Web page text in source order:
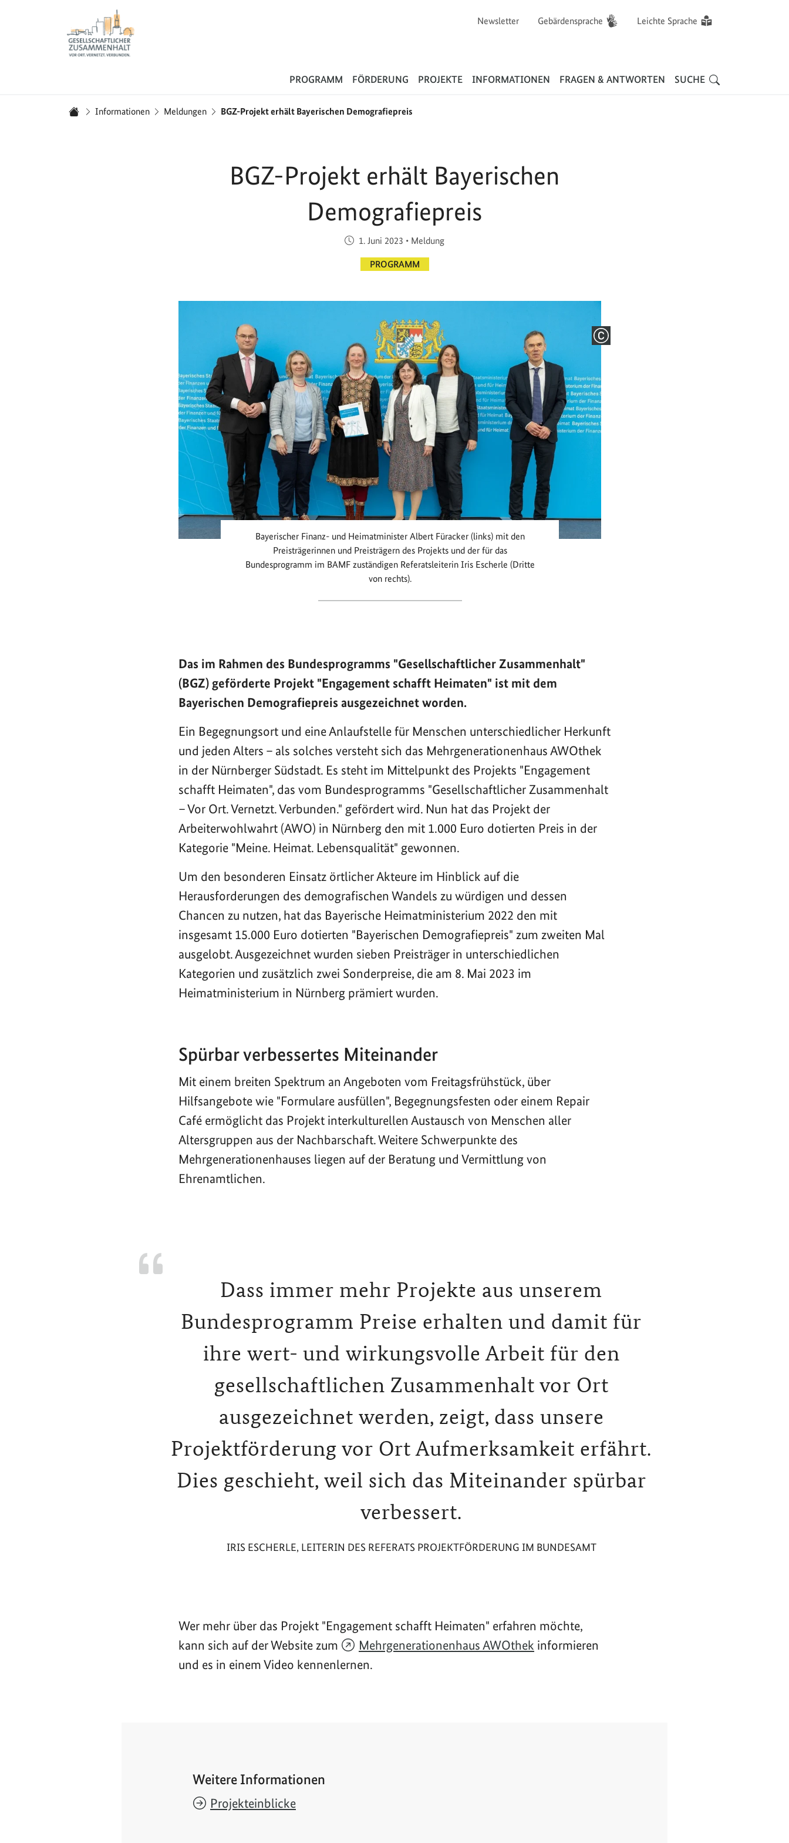
Newsletter Gebärdensprache Leichte Sprache
PROGRAMM FÖRDERUNG PROJEKTE INFORMATIONEN FRAGEN & ANTWORTEN SUCHE
Informationen Meldungen BGZ-Projekt erhält Bayerischen Demografiepreis
BGZ-Projekt erhält Bayerischen
Demografiepreis
Veröffentlicht am:
1. Juni 2023 • Meldung
PROGRAMM
Bayerischer Finanz- und Heimatminister Albert Füracker (links) mit den
Preisträgerinnen und Preisträgern des Projekts und der für das
Bundesprogramm im BAMF zuständigen Referatsleiterin Iris Escherle (Dritte
von rechts).
COPYRIGHT
Das im Rahmen des Bundesprogramms "Gesellschaftlicher Zusammenhalt"
(BGZ) geförderte Projekt "Engagement schafft Heimaten" ist mit dem
Bayerischen Demografiepreis ausgezeichnet worden.
Ein Begegnungsort und eine Anlaufstelle für Menschen unterschiedlicher Herkunft
und jeden Alters – als solches versteht sich das Mehrgenerationenhaus AWOthek
in der Nürnberger Südstadt. Es steht im Mittelpunkt des Projekts "Engagement
schafft Heimaten", das vom Bundesprogramms "Gesellschaftlicher Zusammenhalt
– Vor Ort. Vernetzt. Verbunden." gefördert wird. Nun hat das Projekt der
Arbeiterwohlwahrt (AWO) in Nürnberg den mit 1.000 Euro dotierten Preis in der
Kategorie "Meine. Heimat. Lebensqualität" gewonnen.
Um den besonderen Einsatz örtlicher Akteure im Hinblick auf die
Herausforderungen des demografischen Wandels zu würdigen und dessen
Chancen zu nutzen, hat das Bayerische Heimatministerium 2022 den mit
insgesamt 15.000 Euro dotierten "Bayerischen Demografiepreis" zum zweiten Mal
ausgelobt. Ausgezeichnet wurden sieben Preisträger in unterschiedlichen
Kategorien und zusätzlich zwei Sonderpreise, die am 8. Mai 2023 im
Heimatministerium in Nürnberg prämiert wurden.
Spürbar verbessertes Miteinander
Mit einem breiten Spektrum an Angeboten vom Freitagsfrühstück, über
Hilfsangebote wie "Formulare ausfüllen", Begegnungsfesten oder einem Repair
Café ermöglicht das Projekt interkulturellen Austausch von Menschen aller
Altersgruppen aus der Nachbarschaft. Weitere Schwerpunkte des
Mehrgenerationenhauses liegen auf der Beratung und Vermittlung von
Ehrenamtlichen.
Dass immer mehr Projekte aus unserem
Bundesprogramm Preise erhalten und damit für
ihre wert- und wirkungsvolle Arbeit für den
gesellschaftlichen Zusammenhalt vor Ort
ausgezeichnet werden, zeigt, dass unsere
Projektförderung vor Ort Aufmerksamkeit erfährt.
Dies geschieht, weil sich das Miteinander spürbar
verbessert.
IRIS ESCHERLE, LEITERIN DES REFERATS PROJEKTFÖRDERUNG IM BUNDESAMT
Wer mehr über das Projekt "Engagement schafft Heimaten" erfahren möchte,
kann sich auf der Website zum
Mehrgenerationenhaus AWOthek informieren
und es in einem Video kennenlernen.
Weitere Informationen
Projekteinblicke